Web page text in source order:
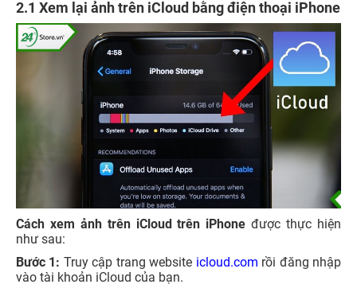
2.1 Xem lại ảnh trên iCloud bằng điện thoại iPhone
Cách xem ảnh trên iCloud trên iPhone được thực hiện
như sau:
Bước 1: Truy cập trang website icloud.com rồi đăng nhập
vào tài khoản iCloud của bạn.